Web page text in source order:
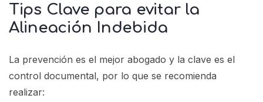
Tips Clave para evitar la
Alineación Indebida
La prevención es el mejor abogado y la clave es el
control documental, por lo que se recomienda
realizar: